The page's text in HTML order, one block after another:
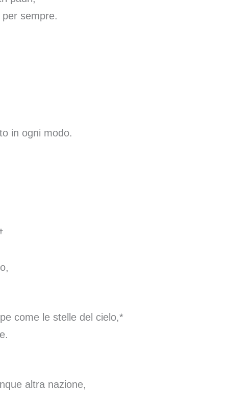
sempre.
in ogni modo.
come le stelle del cielo,*
altra nazione,